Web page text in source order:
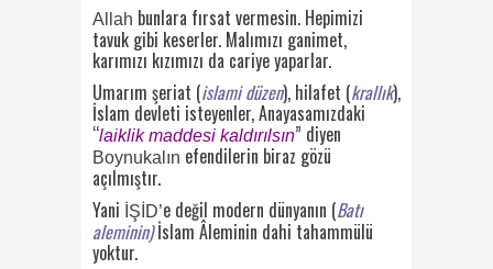
Allah bunlara fırsat vermesin. Hepimizi
tavuk gibi keserler. Malımızı ganimet,
karımızı kızımızı da cariye yaparlar.
Umarım şeriat (islami düzen), hilafet (krallık),
İslam devleti isteyenler, Anayasamızdaki
“laiklik maddesi kaldırılsın” diyen
Boynukalın efendilerin biraz gözü
açılmıştır.
Yani İŞİD’e değil modern dünyanın (Batı
aleminin)İslam Âleminin dahi tahammülü
yoktur.